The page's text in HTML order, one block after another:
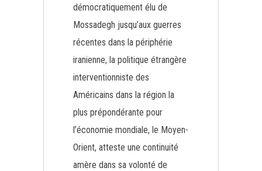
démocratiquement élu de
Mossadegh jusqu’aux guerres
récentes dans la périphérie
iranienne, la politique étrangère
interventionniste des
Américains dans la région la
plus prépondérante pour
l’économie mondiale, le Moyen-
Orient, atteste une continuité
amère dans sa volonté de